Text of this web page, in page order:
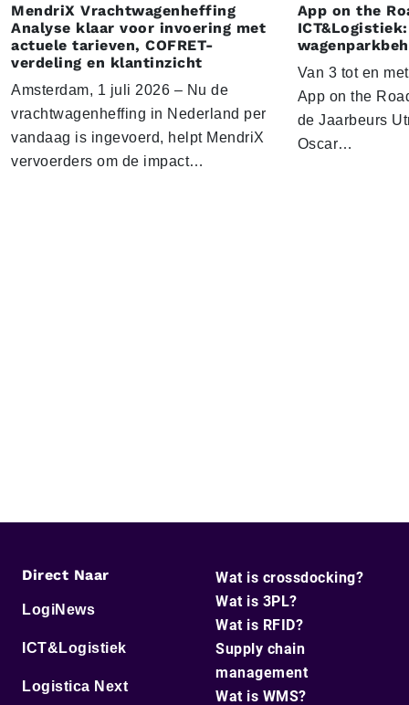
MendriX Vrachtwagenheffing
Analyse klaar voor invoering met
actuele tarieven, COFRET-
verdeling en klantinzicht
Amsterdam, 1 juli 2026 – Nu de
vrachtwagenheffing in Nederland per
vandaag is ingevoerd, helpt MendriX
vervoerders om de impact…
App on the
Van 3 tot en
App on the
de Jaarbeurs
Oscar…
Direct Naar
LogiNews
ICT&Logistiek
Logistica Next
Wat is crossdocking?
Wat is 3PL?
Wat is RFID?
Supply chain
management
Wat is WMS?